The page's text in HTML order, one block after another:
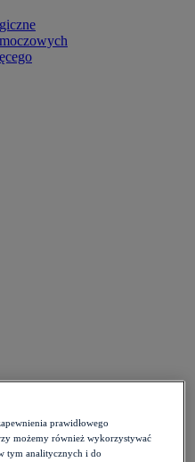
prawidłowego
możemy również wykorzystywać
tym analitycznych i do